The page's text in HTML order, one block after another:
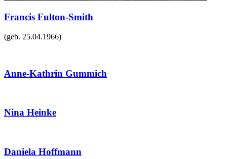
Francis Fulton-Smith
(geb. 25.04.1966)
Anne-Kathrin Gummich
Nina Heinke
Daniela Hoffmann